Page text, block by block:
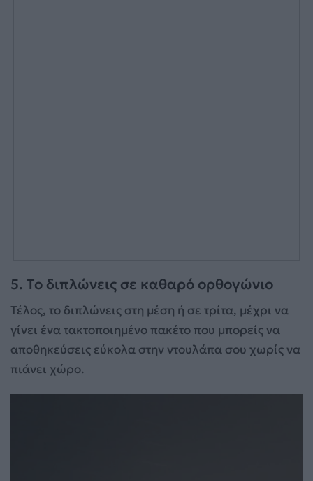
5. Το διπλώνεις σε καθαρό ορθογώνιο
Τέλος, το διπλώνεις στη μέση ή σε τρίτα, μέχρι να
γίνει ένα τακτοποιημένο πακέτο που μπορείς να
αποθηκεύσεις εύκολα στην ντουλάπα σου χωρίς να
πιάνει χώρο.